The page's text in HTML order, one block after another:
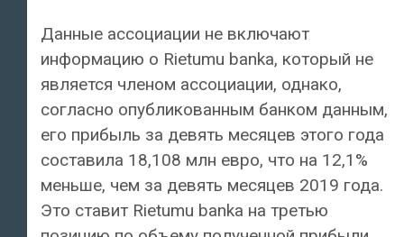
Данные ассоциации не включают
информацию о Rietumu banka, который не
является членом ассоциации, однако,
согласно опубликованным банком данным,
его прибыль за девять месяцев этого года
составила 18,108 млн евро, что на 12,1%
меньше, чем за девять месяцев 2019 года.
Это ставит Rietumu banka на третью